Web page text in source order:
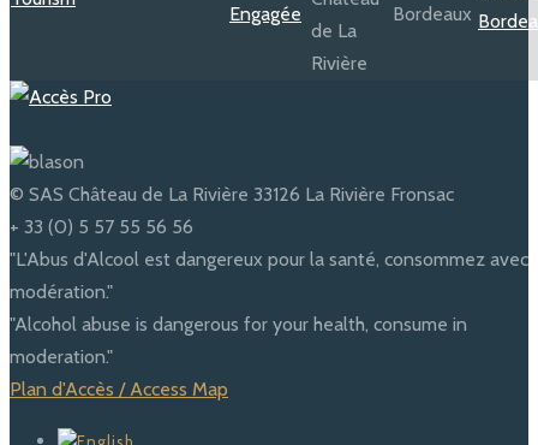
© SAS Château de La Rivière 33126 La Rivière Fronsac
+ 33 (0) 5 57 55 56 56
"L'Abus d'Alcool est dangereux pour la santé, consommez avec
modération."
"Alcohol abuse is dangerous for your health, consume in
moderation."
Plan d'Accès / Access Map